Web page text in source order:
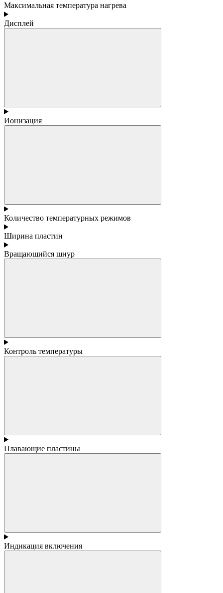
Максимальная температура нагрева
Дисплей
Ионизация
Количество температурных режимов
Ширина пластин
Вращающийся шнур
Контроль температуры
Плавающие пластины
Индикация включения